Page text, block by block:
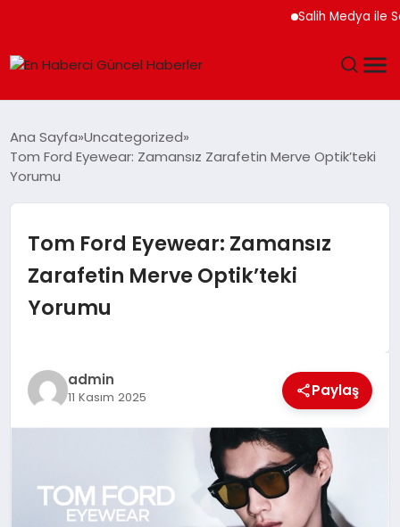
Salih Medya ile
MAGAZIN
EKONOMI
SIYASET
Ana Sayfa Uncategorized
Tom Ford Eyewear: Zamansız Zarafetin Merve Optik’teki
Yorumu
Tom Ford Eyewear: Zamansız
Zarafetin Merve Optik’teki
Yorumu
admin
11 Kasım 2025 Paylaş